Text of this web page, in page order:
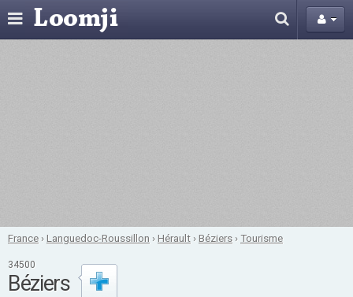
France ›Languedoc-Roussillon ›Hérault ›Béziers ›Tourisme
34500
Béziers